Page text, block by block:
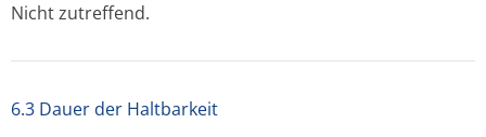
Nicht zutreffend.
6.3 Dauer der Haltbarkeit